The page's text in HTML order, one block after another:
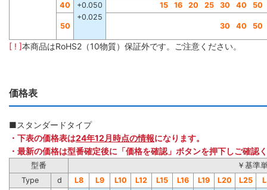
+0.050
+0.025
40
15 16 20 25 30 40 50
50 30 40 50
[ ! ]本商品はRoHS2（10物質）保証外です。ご注意ください。
価格表
■スタンダードタイプ
・下表の価格表は24年12月時点の情報になります。
・最新の価格は型番確定後に「価格を確認」ボタンを押下しご確認
型番
￥基準
Type
d L8 L9 L10 L12 L15 L16 L19 L20 L25